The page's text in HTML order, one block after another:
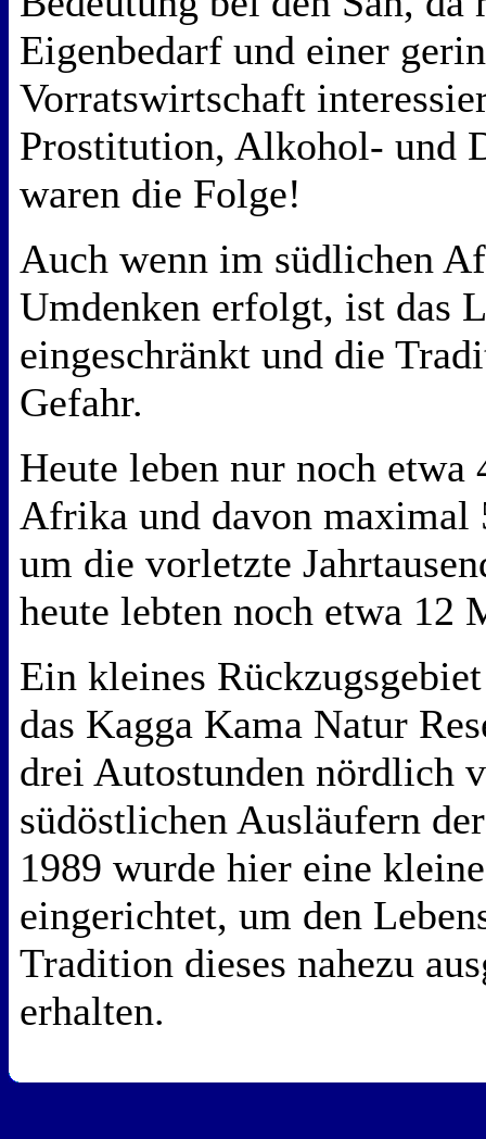
Eigenbedarf und einer
Vorratswirtschaft
Prostitution, Alkohol- und
waren die Folge!
Auch wenn im südlichen
Umdenken erfolgt, ist das
eingeschränkt und die
Gefahr.
Heute leben nur noch
Afrika und davon maximal
um die vorletzte
heute lebten noch etwa 12
Ein kleines
das Kagga Kama Natur
drei Autostunden nördlich
südöstlichen Ausläufern
1989 wurde hier eine
eingerichtet, um den
Tradition dieses nahezu
erhalten.